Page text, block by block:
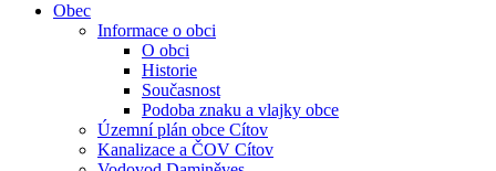
Obec
Informace o obci
O obci
Historie
Současnost
Podoba znaku a vlajky obce
Územní plán obce Cítov
Kanalizace a ČOV Cítov